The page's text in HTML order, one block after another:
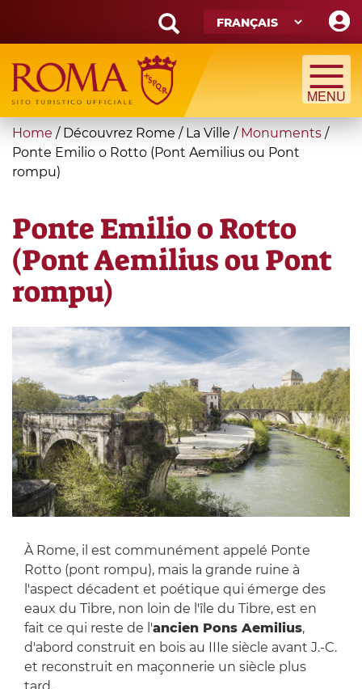
main
content
Search
form
Recherche
You
are
here
Home / Découvrez Rome / La Ville / Monuments /
Ponte Emilio o Rotto (Pont Aemilius ou Pont
rompu)
Ponte Emilio o Rotto
(Pont Aemilius ou Pont
rompu)
À Rome, il est communément appelé Ponte
Rotto (pont rompu), mais la grande ruine à
l'aspect décadent et poétique qui émerge des
eaux du Tibre, non loin de l'île du Tibre, est en
fait ce qui reste de l'ancien Pons Aemilius,
d'abord construit en bois au IIIe siècle avant J.-C.
et reconstruit en maçonnerie un siècle plus